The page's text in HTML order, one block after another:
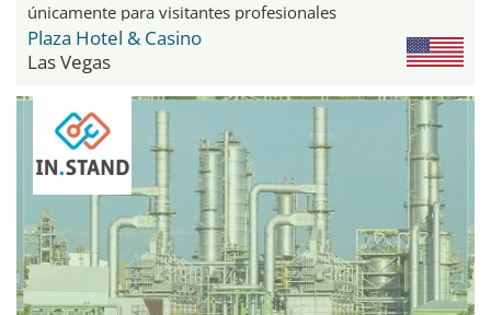
únicamente para visitantes profesionales
Plaza Hotel & Casino
Las Vegas